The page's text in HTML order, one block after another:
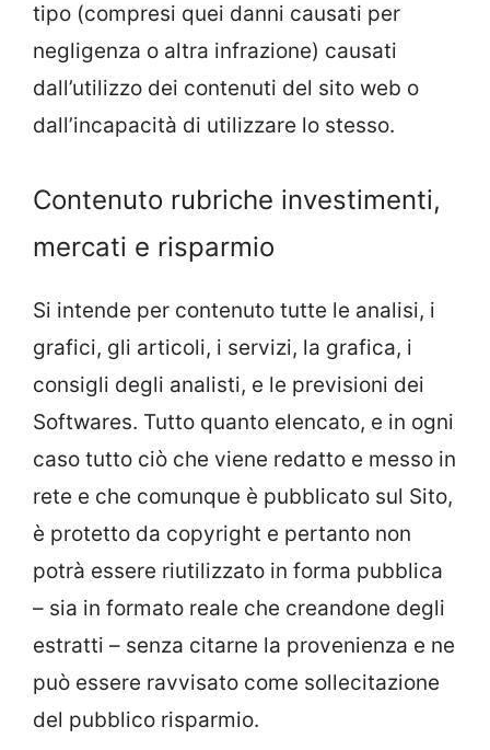
tipo (compresi quei danni causati per
negligenza o altra infrazione) causati
dall’utilizzo dei contenuti del sito web o
dall’incapacità di utilizzare lo stesso.
Contenuto rubriche investimenti,
mercati e risparmio
Si intende per contenuto tutte le analisi, i
grafici, gli articoli, i servizi, la grafica, i
consigli degli analisti, e le previsioni dei
Softwares. Tutto quanto elencato, e in ogni
caso tutto ciò che viene redatto e messo in
rete e che comunque è pubblicato sul Sito,
è protetto da copyright e pertanto non
potrà essere riutilizzato in forma pubblica
– sia in formato reale che creandone degli
estratti – senza citarne la provenienza e ne
può essere ravvisato come sollecitazione
del pubblico risparmio.